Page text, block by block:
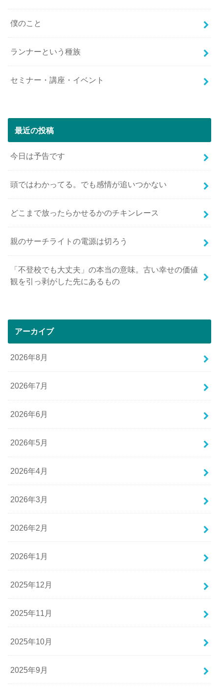
僕のこと
ランナーという種族
セミナー・講座・イベント
最近の投稿
今日は予告です
頭ではわかってる。でも感情が追いつかない
どこまで放ったらかせるかのチキンレース
親のサーチライトの電源は切ろう
「不登校でも大丈夫」の本当の意味。古い幸せの価値
観を引っ剥がした先にあるもの
アーカイブ
2026年8月
2026年7月
2026年6月
2026年5月
2026年4月
2026年3月
2026年2月
2026年1月
2025年12月
2025年11月
2025年10月
2025年9月